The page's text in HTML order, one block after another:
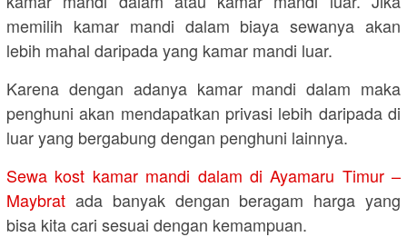
memilih kamar mandi dalam biaya sewanya akan
lebih mahal daripada yang kamar mandi luar.
Karena dengan adanya kamar mandi dalam maka
penghuni akan mendapatkan privasi lebih daripada di
luar yang bergabung dengan penghuni lainnya.
Sewa kost kamar mandi dalam di Ayamaru Timur –
Maybrat ada banyak dengan beragam harga yang
bisa kita cari sesuai dengan kemampuan.